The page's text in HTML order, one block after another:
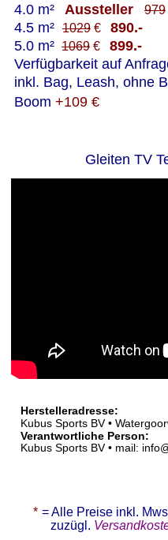
4.0 m²
Aussteller 979
4.5 m² 1029 € 890.-
5.0 m² 1069 € 899.-
Verfügbarkeit auf
inkl. Bag, Leash, ohne
Boom +109 €
Gleiten TV
Herstelleradresse:
Kubus Sports BV •
Verantwortliche Person:
Kubus Sports BV • mail:
* = Alle Preise inkl.
zuzügl.